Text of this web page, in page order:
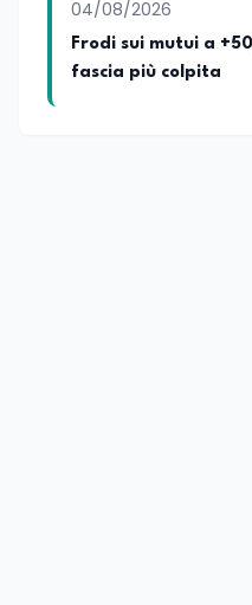
04/08/2026
Frodi sui mutui a
fascia più colpita